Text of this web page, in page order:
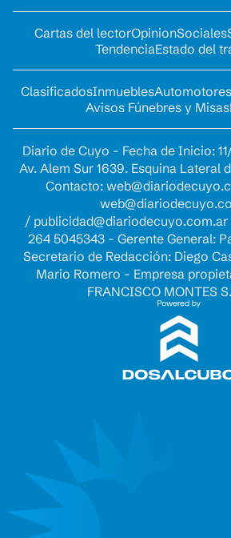
Cartas del lectorOpinionSociales
TendenciaEstado del
ClasificadosInmueblesAutomotores
Avisos Fúnebres y Misas
Diario de Cuyo - Fecha de Inicio:
Av. Alem Sur 1639. Esquina Lateral
Contacto:
/ publicidad@diariodecuyo.com.ar
264 5045343 - Gerente General:
Secretario de Redacción: Diego
Mario Romero - Empresa
FRANCISCO MONTES